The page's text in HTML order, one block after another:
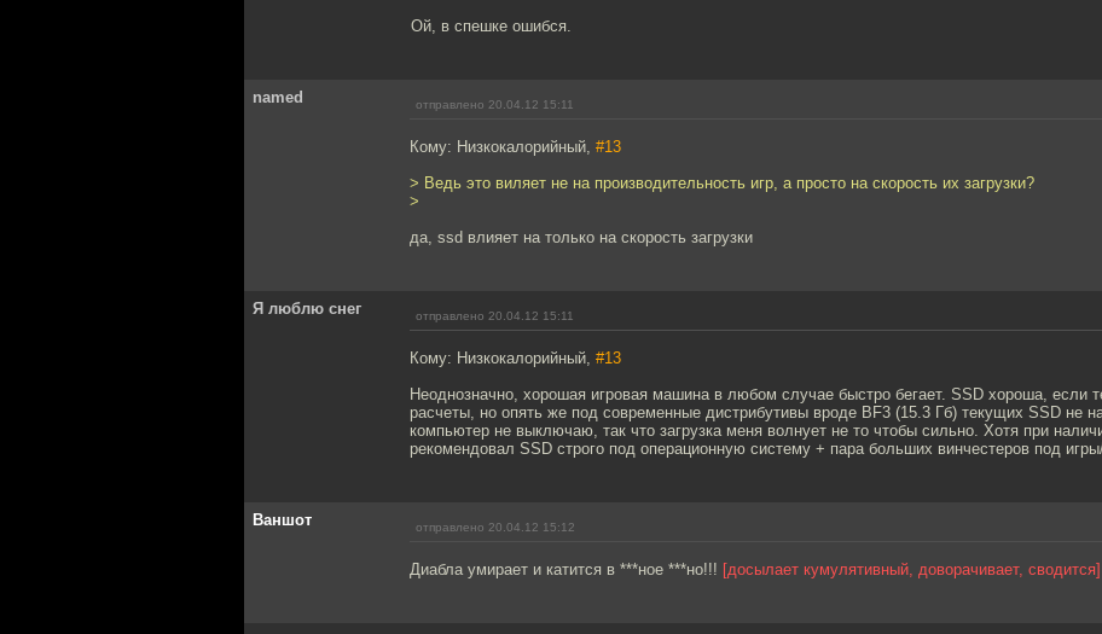
Ой, в спешке ошибся.
named отправлено 20.04.12 15:11
Кому: Низкокалорийный, #13
> Ведь это виляет не на производительность игр, а просто на скорость их загрузки?
>
да, ssd влияет на только на скорость загрузки
Я люблю снег отправлено 20.04.12 15:11
Кому: Низкокалорийный, #13
Неоднозначно, хорошая игровая машина в любом случае быстро бегает. SSD хороша, если
расчеты, но опять же под современные дистрибутивы вроде BF3 (15.3 Гб) текущих SSD не
компьютер не выключаю, так что загрузка меня волнует не то чтобы сильно. Хотя при
рекомендовал SSD строго под операционную систему + пара больших винчестеров под
Ваншот отправлено 20.04.12 15:12
Диабла умирает и катится в ***ное ***но!!! [досылает кумулятивный, доворачивает, сводится]